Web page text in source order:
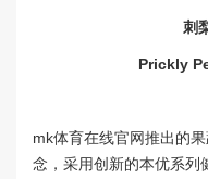
刺
Prickly
mk体育在线官网推出的
念，采用创新的本优系列